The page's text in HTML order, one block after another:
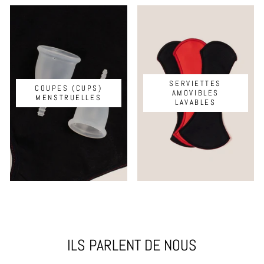
COUPES (CUPS)
MENSTRUELLES
SERVIETTES
AMOVIBLES
LAVABLES
ILS PARLENT DE NOUS